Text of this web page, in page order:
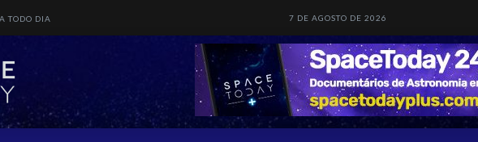
TODO DIA 7 DE AGOSTO DE 2026